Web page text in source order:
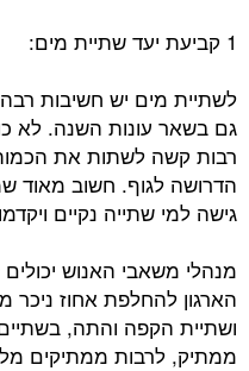
1 קביעת יעד שתיית מים:
לשתיית מים יש חשיבות
גם בשאר עונות השנה. לא
רבות קשה לשתות את
הדרושה לגוף. חשוב מאוד
גישה למי שתייה נקיים
מנהלי משאבי האנוש
הארגון להחלפת אחוז
ושתיית הקפה והתה,
ממתיק, לרבות ממתיקים